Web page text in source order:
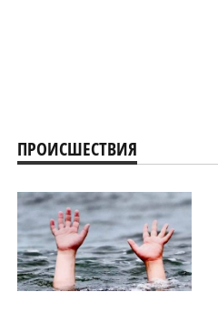
ПРОИСШЕСТВИЯ